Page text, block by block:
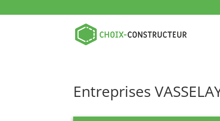
Entreprises